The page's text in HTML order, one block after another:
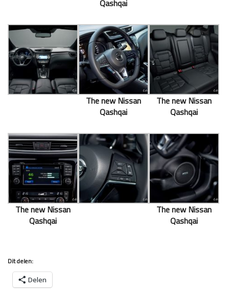
Qashqai
The new Nissan
Qashqai
The new Nissan
Qashqai
The new Nissan
Qashqai
The new Nissan
Qashqai
Dit delen:
Delen